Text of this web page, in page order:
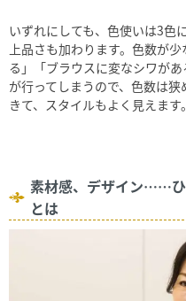
いずれにしても、色使いは3色
上品さも加わります。色数が
る」「ブラウスに変なシワが
が行ってしまうので、色数は
きて、スタイルもよく見えます。
素材感、デザイン……
とは